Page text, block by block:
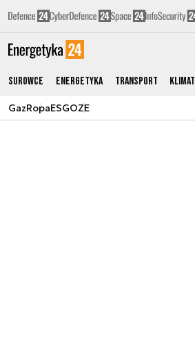
Surowce Energetyka Transport Klimat
GazRopaESGOZE